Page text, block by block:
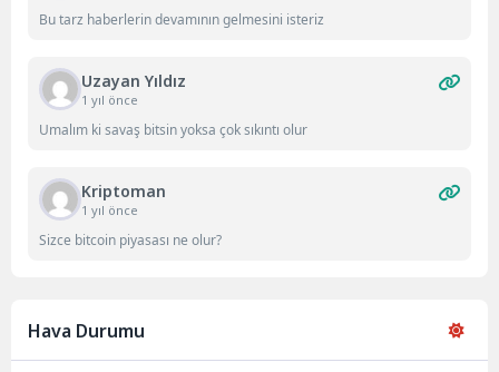
Bu tarz haberlerin devamının gelmesini isteriz
Uzayan Yıldız
1 yıl önce
Umalım ki savaş bitsin yoksa çok sıkıntı olur
Kriptoman
1 yıl önce
Sizce bitcoin piyasası ne olur?
Hava Durumu